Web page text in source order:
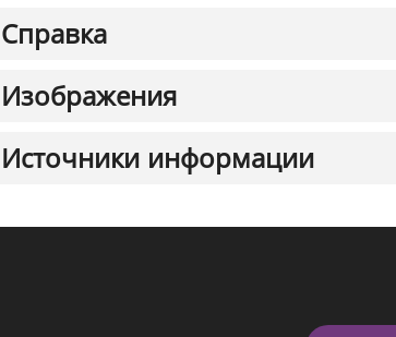
Справка
Изображения
Источники информации